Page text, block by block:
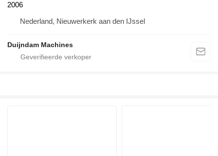
2006
Nederland, Nieuwerkerk aan den IJssel
Duijndam Machines